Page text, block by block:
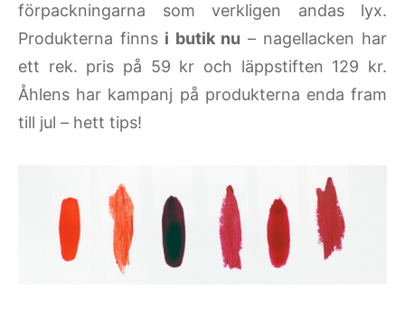
förpackningarna som verkligen andas lyx.
Produkterna finnsi butik nu – nagellacken har
ett rek. pris på 59 kr och läppstiften 129 kr.
Åhlens har kampanj på produkterna enda fram
till jul – hett tips!